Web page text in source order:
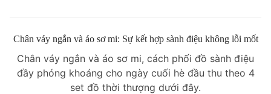
Chân váy ngắn và áo sơ mi: Sự kết hợp sành điệu không lỗi mốt
Chân váy ngắn và áo sơ mi, cách phối đồ sành điệu
đầy phóng khoáng cho ngày cuối hè đầu thu theo 4
set đồ thời thượng dưới đây.